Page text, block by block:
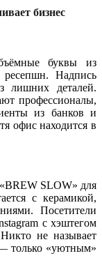
бизнес
буквы из
ресепшн. Надпись
лишних деталей.
профессионалы,
из банков и
офис находится в
SLOW» для
с керамикой,
Посетители
с хэштегом
не называет
только «уютным»